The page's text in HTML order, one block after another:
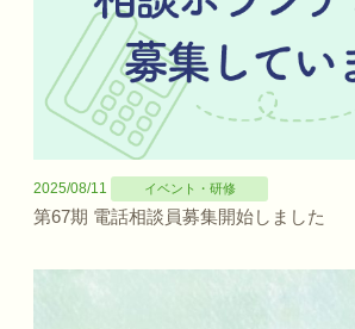
2025/08/11 イベント・研修
第67期 電話相談員募集開始しました